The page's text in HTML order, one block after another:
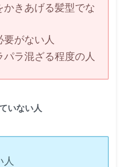
かきあげる髪型でな
がない人
ラ混ざる程度の人
いない人